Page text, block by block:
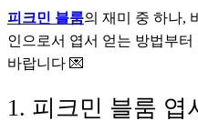
피크민 블룸의 재미 중 하나,
인으로서 엽서 얻는 방법부
바랍니다 💌
1. 피크민 블룸 엽